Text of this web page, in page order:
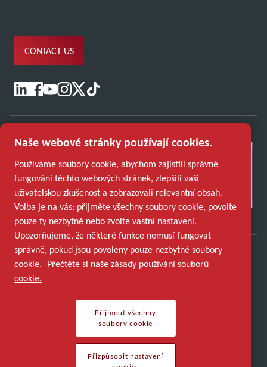
CONTACT US
Objevte, jak skupina Atlas Copco Group
podporuje technologie, které tvoří budoucnost.
Navštivte webové stránky Atlas Copco Group
Součást Atlas Copco Group
Přizpůsobit nastavení cookies
© 2026 Copyright. All rights reserved.
Naše webové stránky používají cookies.
Používáme soubory cookie, abychom zajistili správné
fungování těchto webových stránek, zlepšili vaši
uživatelskou zkušenost a zobrazovali relevantní obsah.
Volba je na vás: přijměte všechny soubory cookie, povolte
pouze ty nezbytné nebo zvolte vastní nastavení.
Upozorňujeme, že některé funkce nemusí fungovat
správně, pokud jsou povoleny pouze nezbytné soubory
cookie. Přečtěte si naše zásady používání souborů
cookie.
Přijmout všechny
soubory cookie
Přizpůsobit nastavení